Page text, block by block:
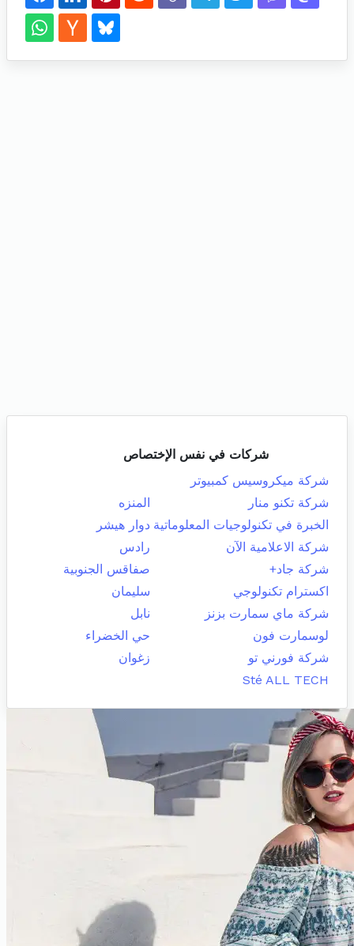
شركات في نفس الإختصاص
شركة ميكروسيس كمبيوتر
شركة تكنو منار
المنزه
الخبرة في تكنولوجيات المعلوماتية دوار هيشر
شركة الاعلامية الآن
رادس
شركة جاد+
صفاقس الجنوبية
اكسترام تكنولوجي
سليمان
شركة ماي سمارت بزنز
نابل
لوسمارت فون
حي الخضراء
شركة فورني تو
زغوان
Sté ALL TECH